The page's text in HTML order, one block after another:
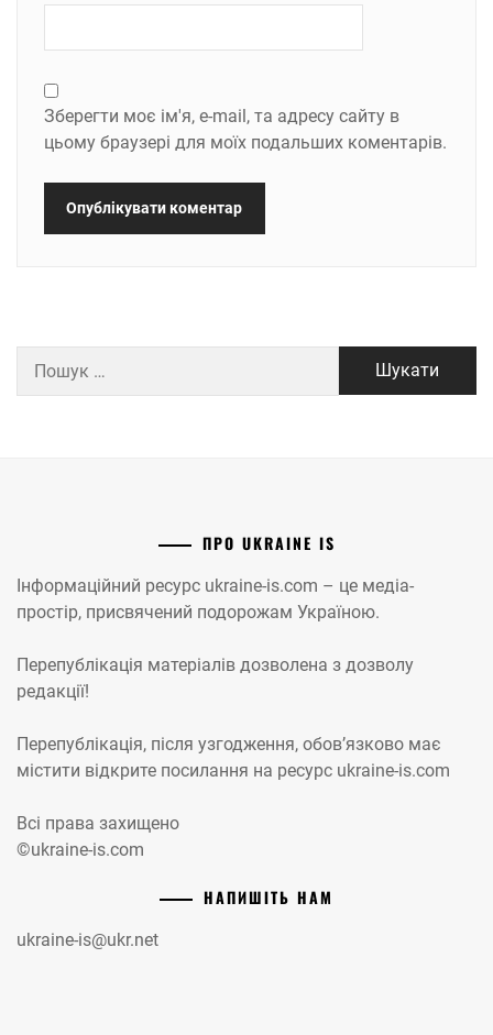
Зберегти моє ім'я, e-mail, та адресу сайту в
цьому браузері для моїх подальших коментарів.
ПРО UKRAINE IS
Інформаційний ресурс ukraine-is.com – це медіа-
простір, присвячений подорожам Україною.
Перепублікація матеріалів дозволена з дозволу
редакції!
Перепублікація, після узгодження, обов’язково має
містити відкрите посилання на ресурс ukraine-is.com
Всі права захищено
©ukraine-is.com
НАПИШІТЬ НАМ
ukraine-is@ukr.net